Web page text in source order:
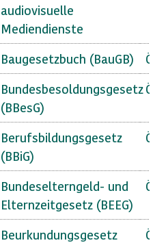
audiovisuelle
Mediendienste
Baugesetzbuch (BauGB)
Bundesbesoldungsgesetz
(BBesG)
Berufsbildungsgesetz
(BBiG)
Bundeselterngeld- und
Elternzeitgesetz (BEEG)
Beurkundungsgesetz